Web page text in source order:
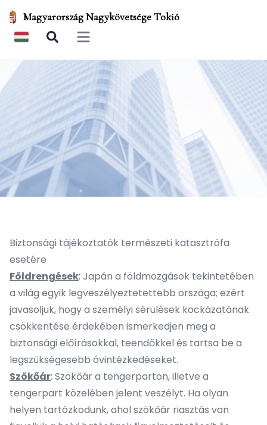
Magyarország Nagykövetsége Tokió
Open main menu
Biztonsági tájékoztatók természeti katasztrófa
esetére
Földrengések: Japán a földmozgások tekintetében
a világ egyik legveszélyeztetettebb országa; ezért
javasoljuk, hogy a személyi sérülések kockázatának
csökkentése érdekében ismerkedjen meg a
biztonsági előírásokkal, teendőkkel és tartsa be a
legszükségesebb óvintézkedéseket.
Szökőár: Szökőár a tengerparton, illetve a
tengerpart közelében jelent veszélyt. Ha olyan
helyen tartózkodunk, ahol szökőár riasztás van